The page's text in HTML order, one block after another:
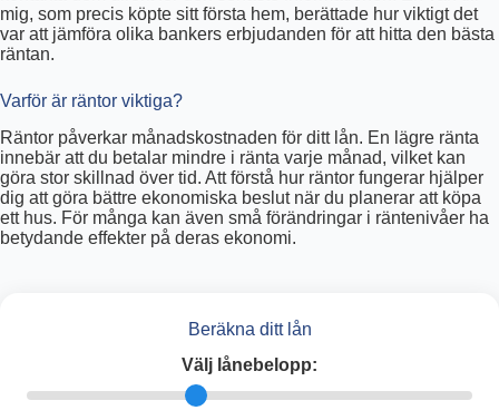
mig, som precis köpte sitt första hem, berättade hur viktigt det
var att jämföra olika bankers erbjudanden för att hitta den bästa
räntan.
Varför är räntor viktiga?
Räntor påverkar månadskostnaden för ditt lån. En lägre ränta
innebär att du betalar mindre i ränta varje månad, vilket kan
göra stor skillnad över tid. Att förstå hur räntor fungerar hjälper
dig att göra bättre ekonomiska beslut när du planerar att köpa
ett hus. För många kan även små förändringar i räntenivåer ha
betydande effekter på deras ekonomi.
Beräkna ditt lån
Välj lånebelopp: